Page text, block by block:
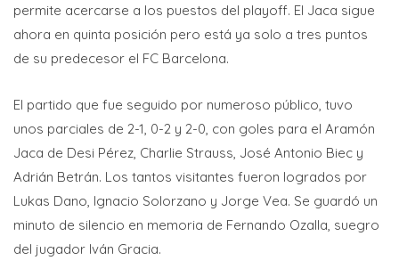
permite acercarse a los puestos del playoff. El Jaca sigue
ahora en quinta posición pero está ya solo a tres puntos
de su predecesor el FC Barcelona.
El partido que fue seguido por numeroso público, tuvo
unos parciales de 2-1, 0-2 y 2-0, con goles para el Aramón
Jaca de Desi Pérez, Charlie Strauss, José Antonio Biec y
Adrián Betrán. Los tantos visitantes fueron logrados por
Lukas Dano, Ignacio Solorzano y Jorge Vea. Se guardó un
minuto de silencio en memoria de Fernando Ozalla, suegro
del jugador Iván Gracia.